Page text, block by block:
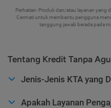
Perhatian: Produk dan/atau layanan yang
Cermati untuk membantu pengguna
tanggung jawab berada pada
Tentang Kredit Tanpa
Jenis-Jenis KTA yang
Apakah Layanan